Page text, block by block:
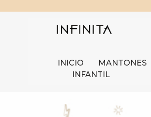
INICIO MANTONES
INFANTIL